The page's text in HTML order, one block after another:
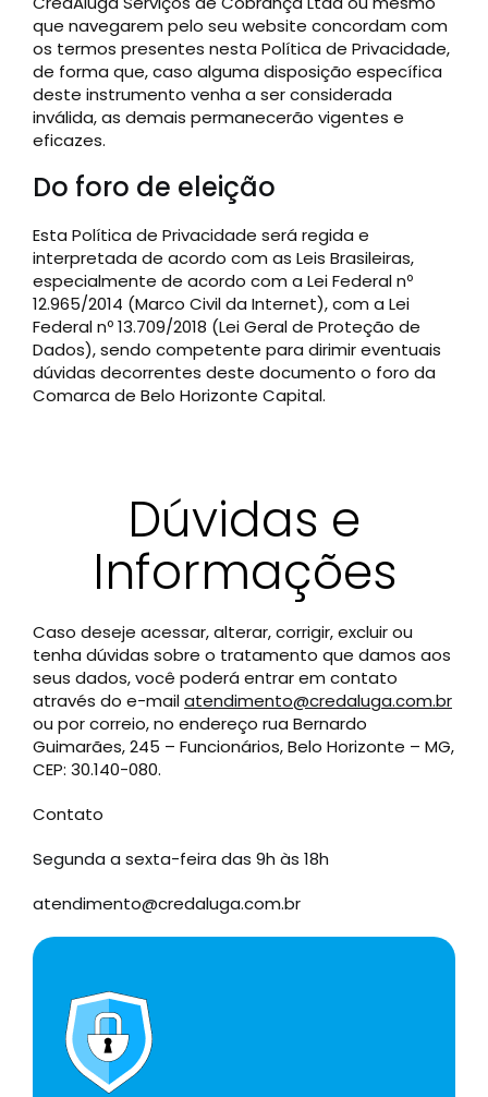
que navegarem pelo seu website concordam com
os termos presentes nesta Política de Privacidade,
de forma que, caso alguma disposição específica
deste instrumento venha a ser considerada
inválida, as demais permanecerão vigentes e
eficazes.
Do foro de eleição
Esta Política de Privacidade será regida e
interpretada de acordo com as Leis Brasileiras,
especialmente de acordo com a Lei Federal nº
12.965/2014 (Marco Civil da Internet), com a Lei
Federal nº 13.709/2018 (Lei Geral de Proteção de
Dados), sendo competente para dirimir eventuais
dúvidas decorrentes deste documento o foro da
Comarca de Belo Horizonte Capital.
Dúvidas e
Informações
Caso deseje acessar, alterar, corrigir, excluir ou
tenha dúvidas sobre o tratamento que damos aos
seus dados, você poderá entrar em contato
através do e-mailatendimento@credaluga.com.br
ou por correio, no endereço rua Bernardo
Guimarães, 245 – Funcionários, Belo Horizonte – MG,
CEP: 30.140-080.
Contato
Segunda a sexta-feira das 9h às 18h
atendimento@credaluga.com.br